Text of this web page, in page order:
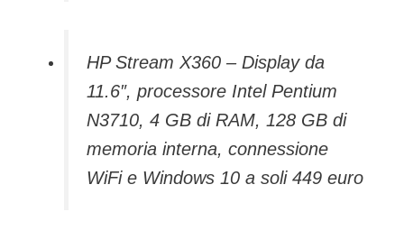
HP Stream X360 – Display da
11.6″, processore Intel Pentium
N3710, 4 GB di RAM, 128 GB di
memoria interna, connessione
WiFi e Windows 10 a soli 449 euro